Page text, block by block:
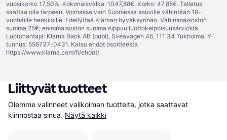
vuosikorko 17,50%. Kokonaisvelka: 1047,88€. Korko: 47,88€. Talletus
saattaa olla tarpeen. Voimassa vain Suomessa asuville vähintään 18-
vuotiaille henkilöille. Edellyttää Klarnan hyväksynnän. Vähimmäisoston
summa 25€; enimmäisoston summa riippuu luottokelpoisuusarviosta.
Luotonantaja: Klarna Bank AB (publ), Sveavägen 46, 111 34 Tukholma, Y-
tunnus: 556737-0431. Katso ehdot osoitteesta
https://www.klarna.com/fi/ehdot/.
Liittyvät tuotteet
Olemme valinneet valikoiman tuotteita, jotka saattavat
kiinnostaa sinua. Näytä kaikki